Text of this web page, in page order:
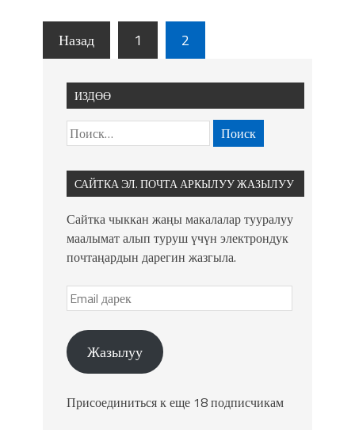
Назад 1 2
ИЗДӨӨ
САЙТКА ЭЛ. ПОЧТА АРКЫЛУУ ЖАЗЫЛУУ
Сайтка чыккан жаңы макалалар тууралуу
маалымат алып туруш үчүн электрондук
почтаңардын дарегин жазгыла.
Жазылуу
Присоединиться к еще 18 подписчикам